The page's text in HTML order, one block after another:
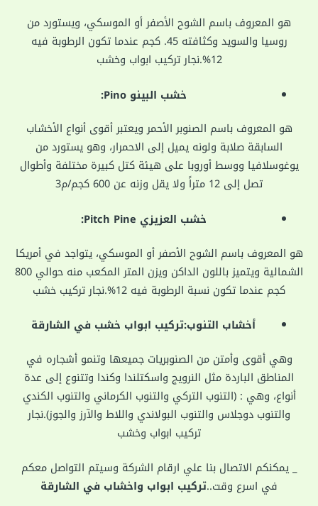
هو المعروف باسم الشوح الأصفر أو الموسكي، ويستورد من
روسيا والسويد وكثافته 45. كجم عندما تكون الرطوبة فيه
12%.نجار تركيب ابواب وخشب
خشب البينو Pino:
هو المعروف باسم الصنوبر الأحمر ويعتبر أقوى أنواع الأخشاب
السابقة صلابة ولونه يميل إلى الاحمرار، وهو يستورد من
يوغوسلافيا ووسط أوروبا على هيئة كتل كبيرة مختلفة وأطوال
تصل إلى 12 متراً ولا يقل وزنه عن 600 كجم/م3
خشب العزيزي Pitch Pine:
هو المعروف باسم الشوح الأصفر أو الموسكي، يتواجد في أمريكا
الشمالية ويتميز باللون الداكن ويزن المتر المكعب منه حوالي 800
كجم عندما تكون نسبة الرطوبة فيه 12%.نجار تركيب خشب
أخشاب التنوب:تركيب ابواب خشب في الشارقة
وهي أقوى وأمتن من الصنوبريات جميعها وتنمو أشجاره في
المناطق الباردة مثل النرويج واسكتلندا وكندا وتتنوع إلى عدة
أنواع، وهي : (التنوب التركي والتنوب الكرماني والتنوب الكندي
والتنوب دوجلاس والتنوب البولاندي واللاط والآرز والجوز).نجار
تركيب ابواب وخشب
_ يمكنكم الاتصال بنا علي ارقام الشركة وسيتم التواصل معكم
في اسرع وقت..تركيب ابواب واخشاب في الشارقة